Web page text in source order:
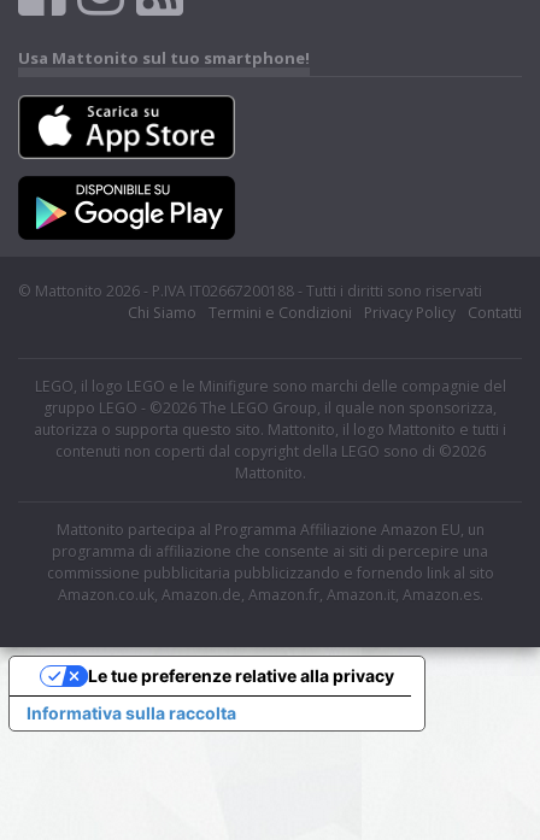
Usa Mattonito sul tuo smartphone!
© Mattonito 2026 - P.IVA IT02667200188 - Tutti i diritti sono riservati
Chi Siamo
Termini e Condizioni Privacy Policy Contatti
LEGO, il logo LEGO e le Minifigure sono marchi delle compagnie del
gruppo LEGO - ©2026 The LEGO Group, il quale non sponsorizza,
autorizza o supporta questo sito. Mattonito, il logo Mattonito e tutti i
contenuti non coperti dal copyright della LEGO sono di ©2026
Mattonito.
Mattonito partecipa al Programma Affiliazione Amazon EU, un
programma di affiliazione che consente ai siti di percepire una
commissione pubblicitaria pubblicizzando e fornendo link al sito
Amazon.co.uk, Amazon.de, Amazon.fr, Amazon.it, Amazon.es.
Informativa sulla raccolta
Le tue preferenze relative alla privacy